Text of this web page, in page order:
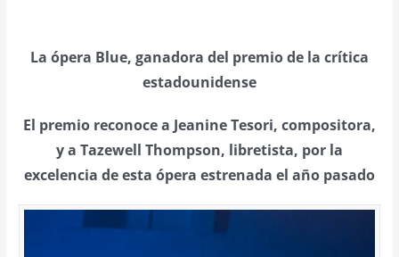
La ópera Blue, ganadora del premio de la crítica
estadounidense
El premio reconoce a Jeanine Tesori, compositora,
y a Tazewell Thompson, libretista, por la
excelencia de esta ópera estrenada el año pasado